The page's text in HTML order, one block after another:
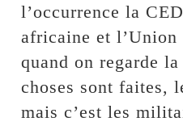
l’occurrence la
africaine et l’Union
quand on regarde
choses sont faites,
mais c’est les